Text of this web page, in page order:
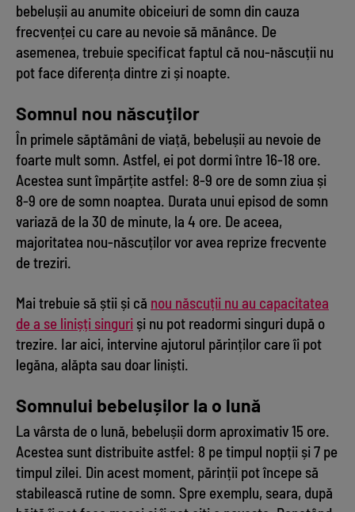
bebelușii au anumite obiceiuri de somn din cauza
frecvenței cu care au nevoie să mănânce. De
asemenea, trebuie specificat faptul că nou-născuții nu
pot face diferența dintre zi și noapte.
Somnul nou născuților
În primele săptămâni de viață, bebelușii au nevoie de
foarte mult somn. Astfel, ei pot dormi între 16-18 ore.
Acestea sunt împărțite astfel: 8-9 ore de somn ziua și
8-9 ore de somn noaptea. Durata unui episod de somn
variază de la 30 de minute, la 4 ore. De aceea,
majoritatea nou-născuților vor avea reprize frecvente
de treziri.
Mai trebuie să știi și că nou născuții nu au capacitatea
de a se linișți singuri și nu pot readormi singuri după o
trezire. Iar aici, intervine ajutorul părinților care îi pot
legăna, alăpta sau doar liniști.
Somnului bebelușilor la o lună
La vârsta de o lună, bebelușii dorm aproximativ 15 ore.
Acestea sunt distribuite astfel: 8 pe timpul nopții și 7 pe
timpul zilei. Din acest moment, părinții pot începe să
stabilească rutine de somn. Spre exemplu, seara, după